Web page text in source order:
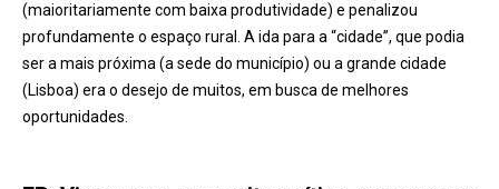
(maioritariamente com baixa produtividade) e penalizou
profundamente o espaço rural. A ida para a “cidade”, que podia
ser a mais próxima (a sede do município) ou a grande cidade
(Lisboa) era o desejo de muitos, em busca de melhores
oportunidades.